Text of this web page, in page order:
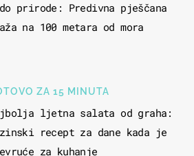
prirode: Predivna pješčana
na 100 metara od mora
ZA 15 MINUTA
ljetna salata od graha:
recept za dane kada je
za kuhanje